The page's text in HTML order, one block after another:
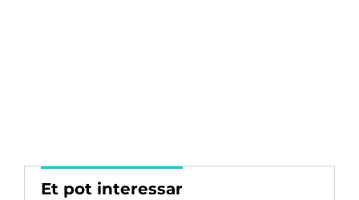
Et pot interessar